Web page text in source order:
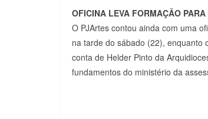
OFICINA LEVA FORMAÇÃO PARA
O PJArtes contou ainda com uma
na tarde do sábado (22), enquanto
conta de Helder Pinto da
fundamentos do ministério da